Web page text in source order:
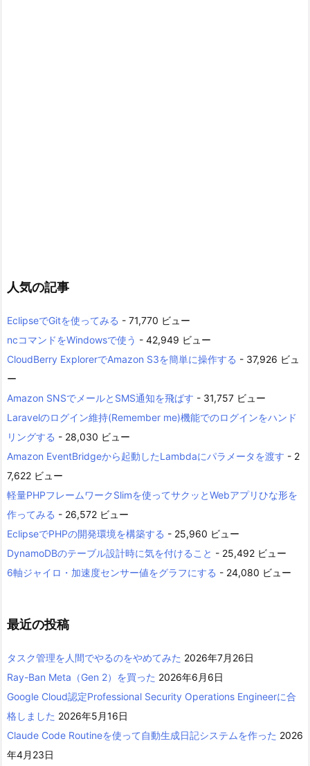
人気の記事
EclipseでGitを使ってみる - 71,770 ビュー
ncコマンドをWindowsで使う - 42,949 ビュー
CloudBerry ExplorerでAmazon S3を簡単に操作する - 37,926 ビュ
ー
Amazon SNSでメールとSMS通知を飛ばす - 31,757 ビュー
Laravelのログイン維持(Remember me)機能でのログインをハンド
リングする - 28,030 ビュー
Amazon EventBridgeから起動したLambdaにパラメータを渡す - 2
7,622 ビュー
軽量PHPフレームワークSlimを使ってサクッとWebアプリひな形を
作ってみる - 26,572 ビュー
EclipseでPHPの開発環境を構築する - 25,960 ビュー
DynamoDBのテーブル設計時に気を付けること - 25,492 ビュー
6軸ジャイロ・加速度センサー値をグラフにする - 24,080 ビュー
最近の投稿
タスク管理を人間でやるのをやめてみた 2026年7月26日
Ray-Ban Meta（Gen 2）を買った 2026年6月6日
Google Cloud認定Professional Security Operations Engineerに合
格しました 2026年5月16日
Claude Code Routineを使って自動生成日記システムを作った 2026
年4月23日